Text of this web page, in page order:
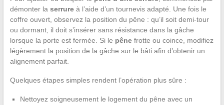
démonter la serrureà l’aide d’un tournevis adapté. Une fois le
coffre ouvert, observez la position du pêne : qu’il soit demi-tour
ou dormant, il doit s’insérer sans résistance dans la gâche
lorsque la porte est fermée. Si le pênefrotte ou coince, modifiez
légèrement la position de la gâche sur le bâti afin d’obtenir un
alignement parfait.
Quelques étapes simples rendent l’opération plus sûre :
Nettoyez soigneusement le logement du pêne avec un